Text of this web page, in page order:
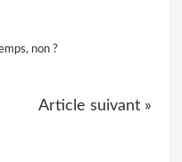
non ?
Article suivant »